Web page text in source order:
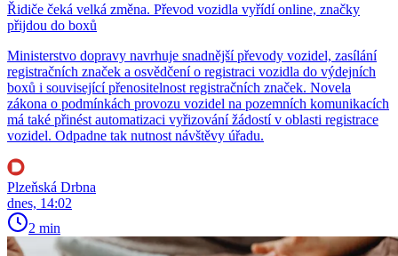
Řidiče čeká velká změna. Převod vozidla vyřídí online, značky
přijdou do boxů
Ministerstvo dopravy navrhuje snadnější převody vozidel, zasílání
registračních značek a osvědčení o registraci vozidla do výdejních
boxů i související přenositelnost registračních značek. Novela
zákona o podmínkách provozu vozidel na pozemních komunikacích
má také přinést automatizaci vyřizování žádostí v oblasti registrace
vozidel. Odpadne tak nutnost návštěvy úřadu.
Plzeňská Drbna
dnes, 14:02
2 min